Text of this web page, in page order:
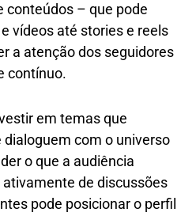
conteúdos – que pode
vídeos até stories e reels
a atenção dos seguidores
contínuo.
em temas que
com o universo
o que a audiência
de discussões
pode posicionar o perfil